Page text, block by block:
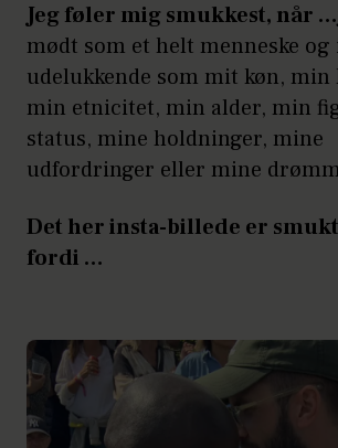
Jeg føler mig smukkest, når …
mødt som et helt menneske og
udelukkende som mit køn, min
min etnicitet, min alder, min
status, mine holdninger, mine
udfordringer eller mine
Det her insta-billede er
fordi …